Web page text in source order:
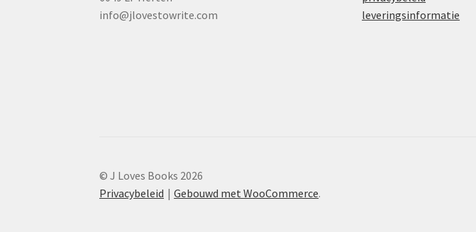
info@jlovestowrite.com
leveringsinformatie
© J Loves Books 2026
Privacybeleid
Gebouwd met WooCommerce.